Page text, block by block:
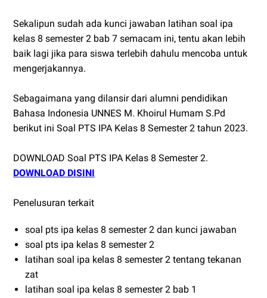
Sekalipun sudah ada kunci jawaban latihan soal ipa
kelas 8 semester 2 bab 7 semacam ini, tentu akan lebih
baik lagi jika para siswa terlebih dahulu mencoba untuk
mengerjakannya.
Sebagaimana yang dilansir dari alumni pendidikan
Bahasa Indonesia UNNES M. Khoirul Humam S.Pd
berikut ini Soal PTS IPA Kelas 8 Semester 2 tahun 2023.
DOWNLOAD Soal PTS IPA Kelas 8 Semester 2.
DOWNLOAD DISINI
Penelusuran terkait
soal pts ipa kelas 8 semester 2 dan kunci jawaban
soal pts ipa kelas 8 semester 2
latihan soal ipa kelas 8 semester 2 tentang tekanan
zat
latihan soal ipa kelas 8 semester 2 bab 1